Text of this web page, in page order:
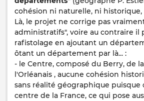
cohésion ni naturelle, ni
Là, le projet ne corrige pas
administratifs", voire au contraire il
rafistolage en ajoutant un
ôtant un département par là... :
- le Centre, composé du Berry, de
l'Orléanais , aucune cohésion
sans réalité géographique puisque
centre de la France, ce qui pose